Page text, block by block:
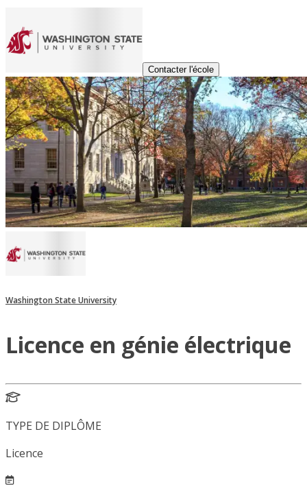
Contacter l'école
Washington State University
Licence en génie électrique
TYPE DE DIPLÔME
Licence